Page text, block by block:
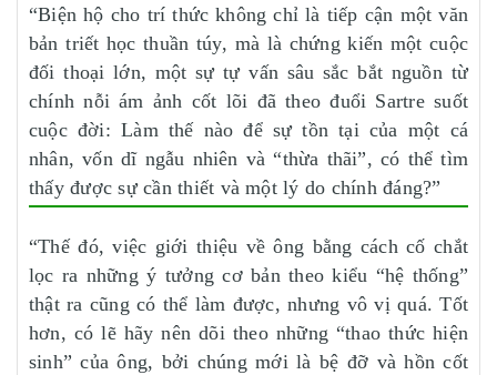
“Biện hộ cho trí thức không chỉ là tiếp cận một văn
bản triết học thuần túy, mà là chứng kiến một cuộc
đối thoại lớn, một sự tự vấn sâu sắc bắt nguồn từ
chính nỗi ám ảnh cốt lõi đã theo đuổi Sartre suốt
cuộc đời: Làm thế nào để sự tồn tại của một cá
nhân, vốn dĩ ngẫu nhiên và “thừa thãi”, có thể tìm
thấy được sự cần thiết và một lý do chính đáng?”
“Thế đó, việc giới thiệu về ông bằng cách cố chắt
lọc ra những ý tưởng cơ bản theo kiểu “hệ thống”
thật ra cũng có thể làm được, nhưng vô vị quá. Tốt
hơn, có lẽ hãy nên dõi theo những “thao thức hiện
sinh” của ông, bởi chúng mới là bệ đỡ và hồn cốt